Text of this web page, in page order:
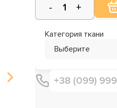
Категория ткани
Выберите